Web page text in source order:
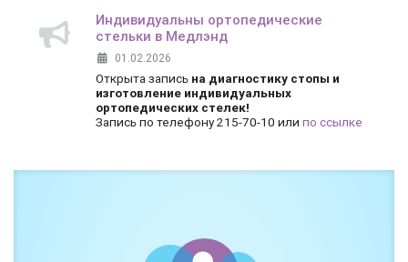
Индивидуальны ортопедические
стельки в Медлэнд
01.02.2026
Открыта запись на диагностику стопы и
изготовление индивидуальных
ортопедических стелек!
Запись по телефону 215-70-10 или по ссылке